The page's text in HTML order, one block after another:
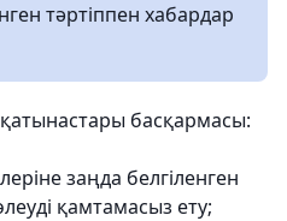
тәртіппен хабардар
басқармасы:
заңда белгіленген
қамтамасыз ету;